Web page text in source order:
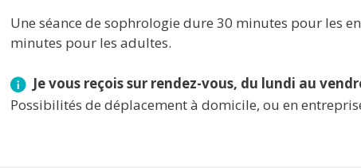
Une séance de sophrologie dure 30 minutes pour les
minutes pour les adultes.
Je vous reçois sur rendez-vous, du lundi au
Possibilités de déplacement à domicile, ou en